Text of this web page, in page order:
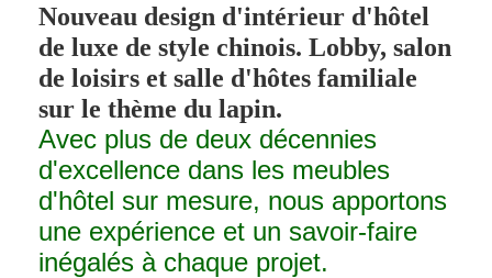
Nouveau design d'intérieur d'hôtel
de luxe de style chinois. Lobby, salon
de loisirs et salle d'hôtes familiale
sur le thème du lapin.
Avec plus de deux décennies
d'excellence dans les meubles
d'hôtel sur mesure, nous apportons
une expérience et un savoir-faire
inégalés à chaque projet.